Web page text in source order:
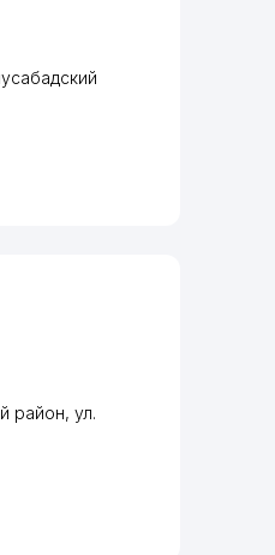
район, ул.